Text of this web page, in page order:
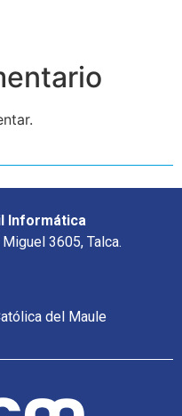
Informática
3605, Talca.
del Maule